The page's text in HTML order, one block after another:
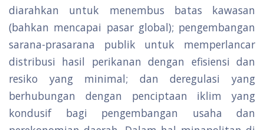
diarahkan untuk menembus batas kawasan
(bahkan mencapai pasar global); pengembangan
sarana-prasarana publik untuk memperlancar
distribusi hasil perikanan dengan efisiensi dan
resiko yang minimal; dan deregulasi yang
berhubungan dengan penciptaan iklim yang
kondusif bagi pengembangan usaha dan